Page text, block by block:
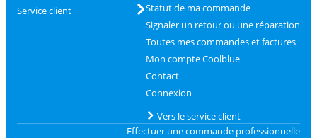
Service client
Statut de ma commande
Signaler un retour ou une réparation
Toutes mes commandes et factures
Mon compte Coolblue
Contact
Connexion
Vers le service client
Effectuer une commande professionnelle